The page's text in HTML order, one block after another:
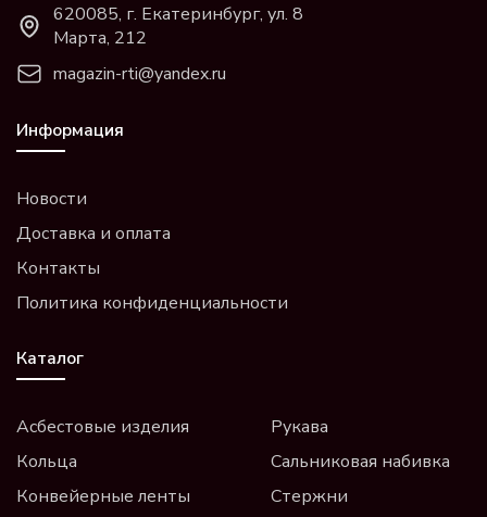
620085, г. Екатеринбург, ул. 8
Марта, 212
magazin-rti@yandex.ru
Информация
Новости
Доставка и оплата
Контакты
Политика конфиденциальности
Каталог
Асбестовые изделия
Кольца
Конвейерные ленты
Рукава
Сальниковая набивка
Стержни